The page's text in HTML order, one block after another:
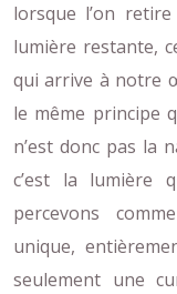
lorsque l’on
lumière restante,
qui arrive à notre
le même principe
n’est donc pas la
c’est la lumière
percevons
unique,
seulement une